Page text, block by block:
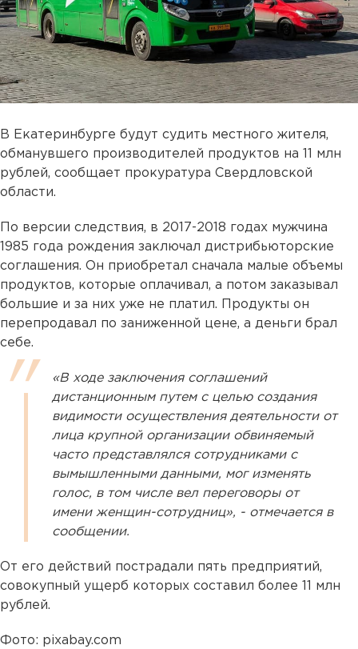
В Екатеринбурге будут судить местного жителя,
обманувшего производителей продуктов на 11 млн
рублей, сообщает прокуратура Свердловской
области.
По версии следствия, в 2017-2018 годах мужчина
1985 года рождения заключал дистрибьюторские
соглашения. Он приобретал сначала малые объемы
продуктов, которые оплачивал, а потом заказывал
большие и за них уже не платил. Продукты он
перепродавал по заниженной цене, а деньги брал
себе.
«В ходе заключения соглашений
дистанционным путем с целью создания
видимости осуществления деятельности от
лица крупной организации обвиняемый
часто представлялся сотрудниками с
вымышленными данными, мог изменять
голос, в том числе вел переговоры от
имени женщин-сотрудниц», - отмечается в
сообщении.
От его действий пострадали пять предприятий,
совокупный ущерб которых составил более 11 млн
рублей.
Фото: pixabay.com